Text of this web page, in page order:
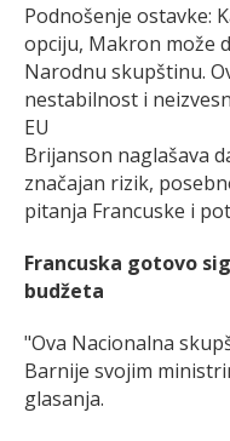
Podnošenje ostavke:
opciju, Makron može
Narodnu skupštinu.
nestabilnost i
EU
Brijanson naglašava
značajan rizik,
pitanja Francuske i
Francuska gotovo
budžeta
"Ova Nacionalna
Barnije svojim
glasanja.